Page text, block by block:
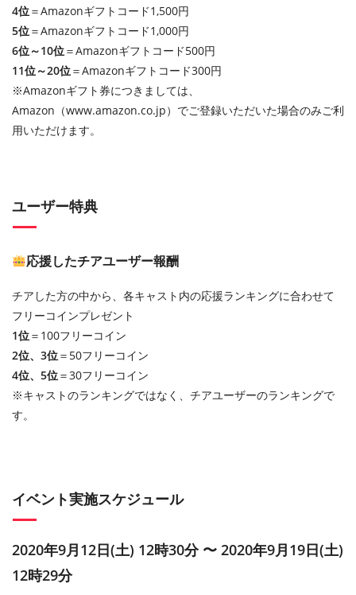
4位＝Amazonギフトコード1,500円
5位＝Amazonギフトコード1,000円
6位～10位＝Amazonギフトコード500円
11位～20位＝Amazonギフトコード300円
※Amazonギフト券につきましては、
Amazon（www.amazon.co.jp）でご登録いただいた場合のみご利
用いただけます。
ユーザー特典
応援したチアユーザー報酬
チアした方の中から、各キャスト内の応援ランキングに合わせて
フリーコインプレゼント
1位＝100フリーコイン
2位、3位＝50フリーコイン
4位、5位＝30フリーコイン
※キャストのランキングではなく、チアユーザーのランキングで
す。
イベント実施スケジュール
2020年9月12日(土) 12時30分 〜 2020年9月19日(土)
12時29分